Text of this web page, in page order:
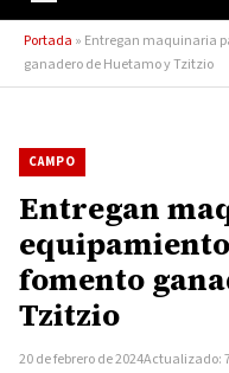
Portada » Entregan maquinaria
ganadero de Huetamo y Tzitzio
CAMPO
Entregan
fomento
Tzitzio
20 de febrero de 2024Actualizado: